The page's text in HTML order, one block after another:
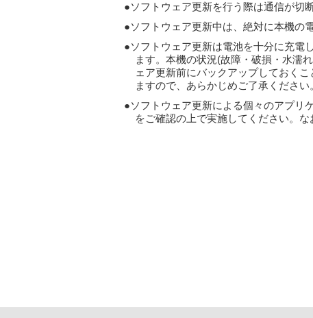
ソフトウェア更新を行う際は通信が切
ソフトウェア更新中は、絶対に本機の
ソフトウェア更新は電池を十分に充電
ます。本機の状況(故障・破損・水濡
ェア更新前にバックアップしておく
ますので、あらかじめご了承ください
ソフトウェア更新による個々のアプリ
をご確認の上で実施してください。